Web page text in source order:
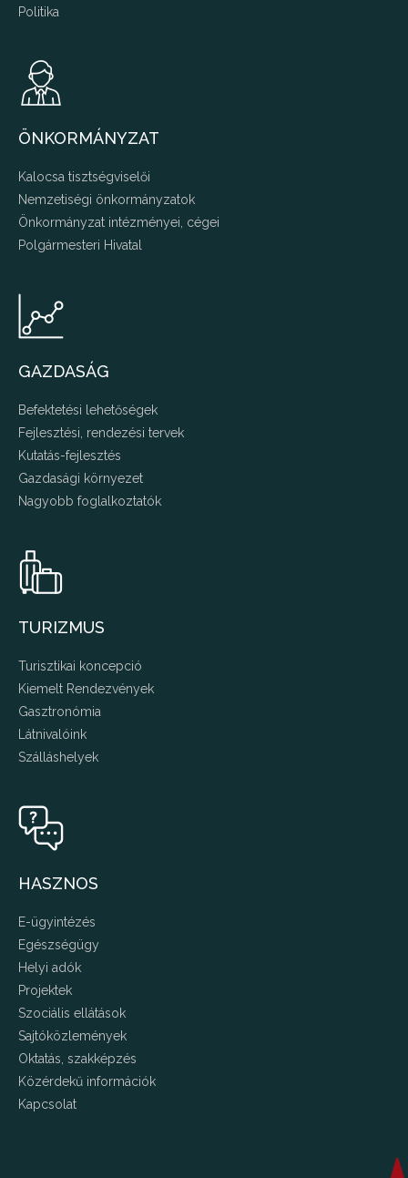
Politika
ÖNKORMÁNYZAT
Kalocsa tisztségviselői
Nemzetiségi önkormányzatok
Önkormányzat intézményei, cégei
Polgármesteri Hivatal
GAZDASÁG
Befektetési lehetőségek
Fejlesztési, rendezési tervek
Kutatás-fejlesztés
Gazdasági környezet
Nagyobb foglalkoztatók
TURIZMUS
Turisztikai koncepció
Kiemelt Rendezvények
Gasztronómia
Látnivalóink
Szálláshelyek
HASZNOS
E-ügyintézés
Egészségügy
Helyi adók
Projektek
Szociális ellátások
Sajtóközlemények
Oktatás, szakképzés
Közérdekű információk
Kapcsolat